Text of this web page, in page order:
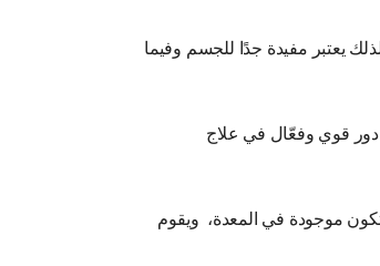
يعتبر مفيدة جدًا للجسم وفيما
دور قوي وفعّال في علاج
موجودة في المعدة، ويقوم